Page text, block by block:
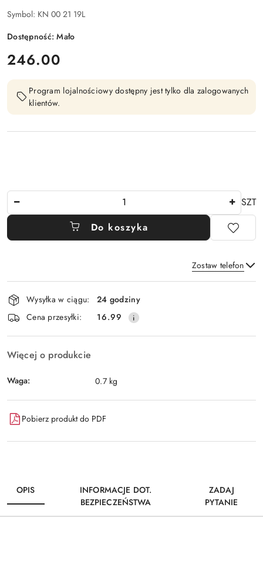
Symbol: KN 00 21 19L
Dostępność:Mało
cena:
246.00
Program lojalnościowy dostępny jest tylko dla zalogowanych
klientów.
SZT
Do koszyka
Zostaw telefon
Wyślij
Dostępność
i
dostawa
Wysyłka w ciągu:
24 godziny
Cena przesyłki:
16.99
Więcej o produkcie
Waga: 0.7 kg
Pobierz produkt do PDF
OPIS
INFORMACJE DOT.
BEZPIECZEŃSTWA
ZADAJ
PYTANIE